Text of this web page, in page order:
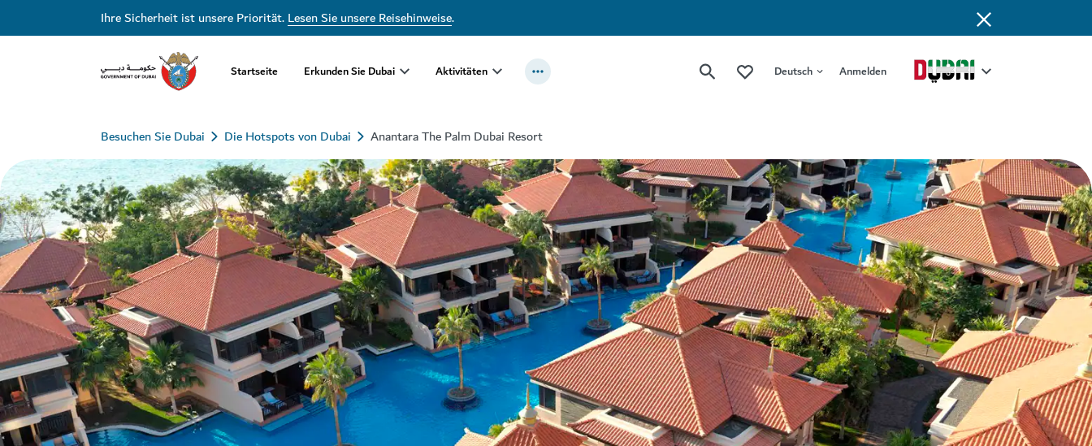
Ihre Sicherheit ist unsere Priorität.Lesen Sie unsere Reisehinweise.
Startseite Erkunden Sie Dubai Aktivitäten Deutsch Anmelden
Besuchen Sie Dubai Die Hotspots von Dubai Anantara The Palm Dubai Resort